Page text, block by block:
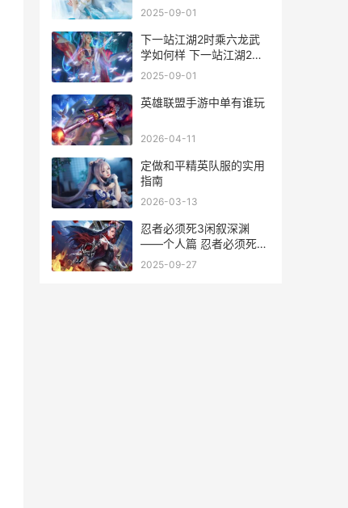
龙记演技
2025-09-01
下一站江湖2时乘六龙武
学如何样 下一站江湖2时
间有什么用
2025-09-01
英雄联盟手游中单有谁玩
2026-04-11
定做和平精英队服的实用
指南
2026-03-13
忍者必须死3闲叙深渊
——个人篇 忍者必须死3
讲解
2025-09-27